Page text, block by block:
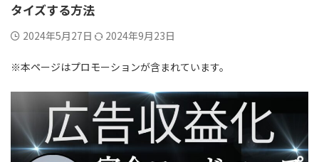
タイズする方法
2024年5月27日 2024年9月23日
※本ページはプロモーションが含まれています。